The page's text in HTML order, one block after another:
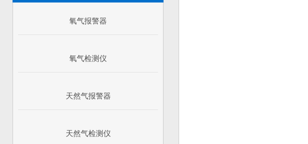
氧气报警器
氧气检测仪
天然气报警器
天然气检测仪